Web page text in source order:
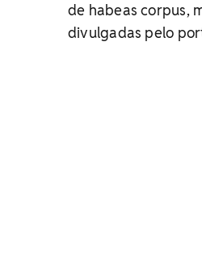
de habeas corpus,
divulgadas pelo